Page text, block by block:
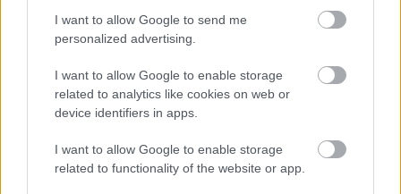
I want to allow Google to send me
personalized advertising.
I want to allow Google to enable storage
related to analytics like cookies on web or
device identifiers in apps.
I want to allow Google to enable storage
related to functionality of the website or app.
(hombro), Oliver Torres (lesión muscular), Koundé
(sancionado), Diego Carlos (COVID-19), En-Nesyri (COVID-
19), Rekik (COVID-19).
Estos jugadores son duda:Jesús Navas (lesión
muscular), Delaney (COVID-19),
Posibles modificaciones: Lopetegui tendrá muchas bajas
para afrontar el partido entre lesiones y COVID-19. Montiel y